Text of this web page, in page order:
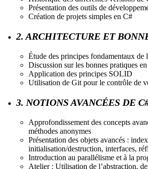
Présentation des outils de
Création de projets simples en C#
2. ARCHITECTURE ET
Étude des principes fondamentaux de
Discussion sur les bonnes pratiques
Application des principes SOLID
Utilisation de Git pour le contrôle de
3. NOTIONS AVANCÉES DE
Approfondissement des concepts
méthodes anonymes
Présentation des objets avancés :
initialisation/destruction, interfaces,
Introduction au parallélisme et à la
Atelier : Utilisation de l’abstraction,